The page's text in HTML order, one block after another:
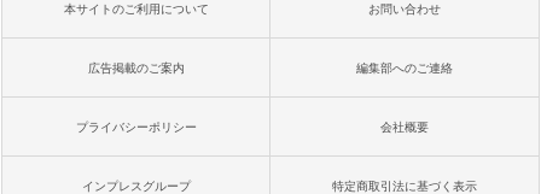
本サイトのご利用について お問い合わせ
広告掲載のご案内 編集部へのご連絡
プライバシーポリシー 会社概要
インプレスグループ 特定商取引法に基づく表示